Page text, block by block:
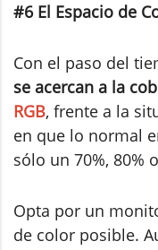
#6 El Espacio de
Con el paso del
se acercan a la
RGB, frente a la
en que lo normal
sólo un 70%, 80%
Opta por un
de color posible.